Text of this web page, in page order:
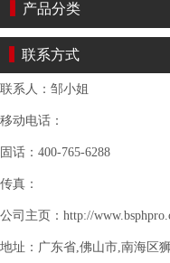
产品分类
联系方式
联系人：邹小姐
移动电话：
固话：400-765-6288
传真：
公司主页：http://
地址：广东省,佛山市,南海区